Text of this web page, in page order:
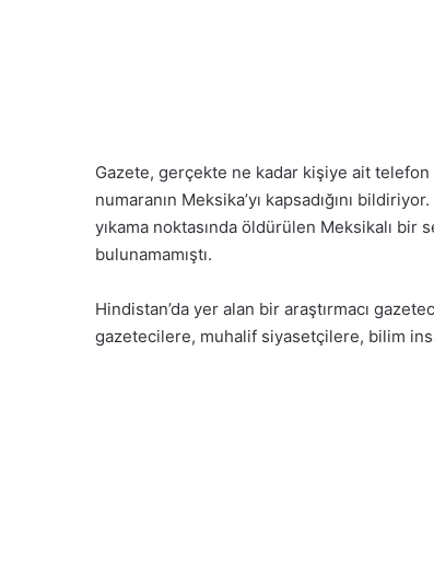
Gazete, gerçekte ne kadar kişiye ait telefon
numaranın Meksika’yı kapsadığını
yıkama noktasında öldürülen Meksikalı
bulunamamıştı.
Hindistan’da yer alan bir araştırmacı
gazetecilere, muhalif siyasetçilere, bilim